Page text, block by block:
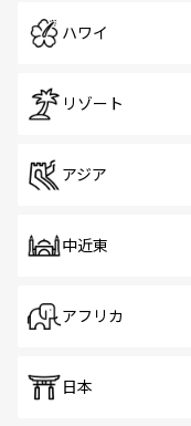
ハワイ
リゾート
アジア
中近東
アフリカ
日本